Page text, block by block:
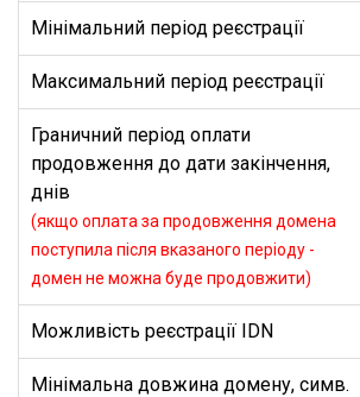
Мінімальний період реєстрації
Максимальний період реєстрації
Граничний період оплати
продовження до дати закінчення,
днів
(якщо оплата за продовження домена
поступила після вказаного періоду -
домен не можна буде продовжити)
Можливість реєстрації IDN
Мінімальна довжина домену, симв.